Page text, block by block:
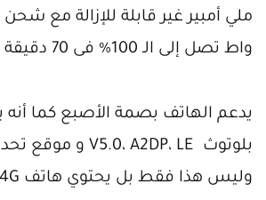
واط تصل إلى الـ 100% فى 70 دقيقة فقط.
يدعم الهاتف بصمة الأصبع كما أنه